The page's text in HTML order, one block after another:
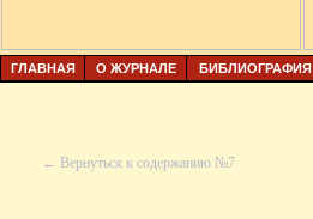
ГЛАВНАЯ О ЖУРНАЛЕ БИБЛИОГРАФИЯ
← Вернуться к содержанию №7